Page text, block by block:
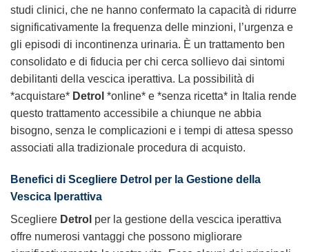
studi clinici, che ne hanno confermato la capacità di ridurre
significativamente la frequenza delle minzioni, l’urgenza e
gli episodi di incontinenza urinaria. È un trattamento ben
consolidato e di fiducia per chi cerca sollievo dai sintomi
debilitanti della vescica iperattiva. La possibilità di
*acquistare* Detrol *online* e *senza ricetta* in Italia rende
questo trattamento accessibile a chiunque ne abbia
bisogno, senza le complicazioni e i tempi di attesa spesso
associati alla tradizionale procedura di acquisto.
Benefici di Scegliere Detrol per la Gestione della
Vescica Iperattiva
Scegliere Detrol per la gestione della vescica iperattiva
offre numerosi vantaggi che possono migliorare